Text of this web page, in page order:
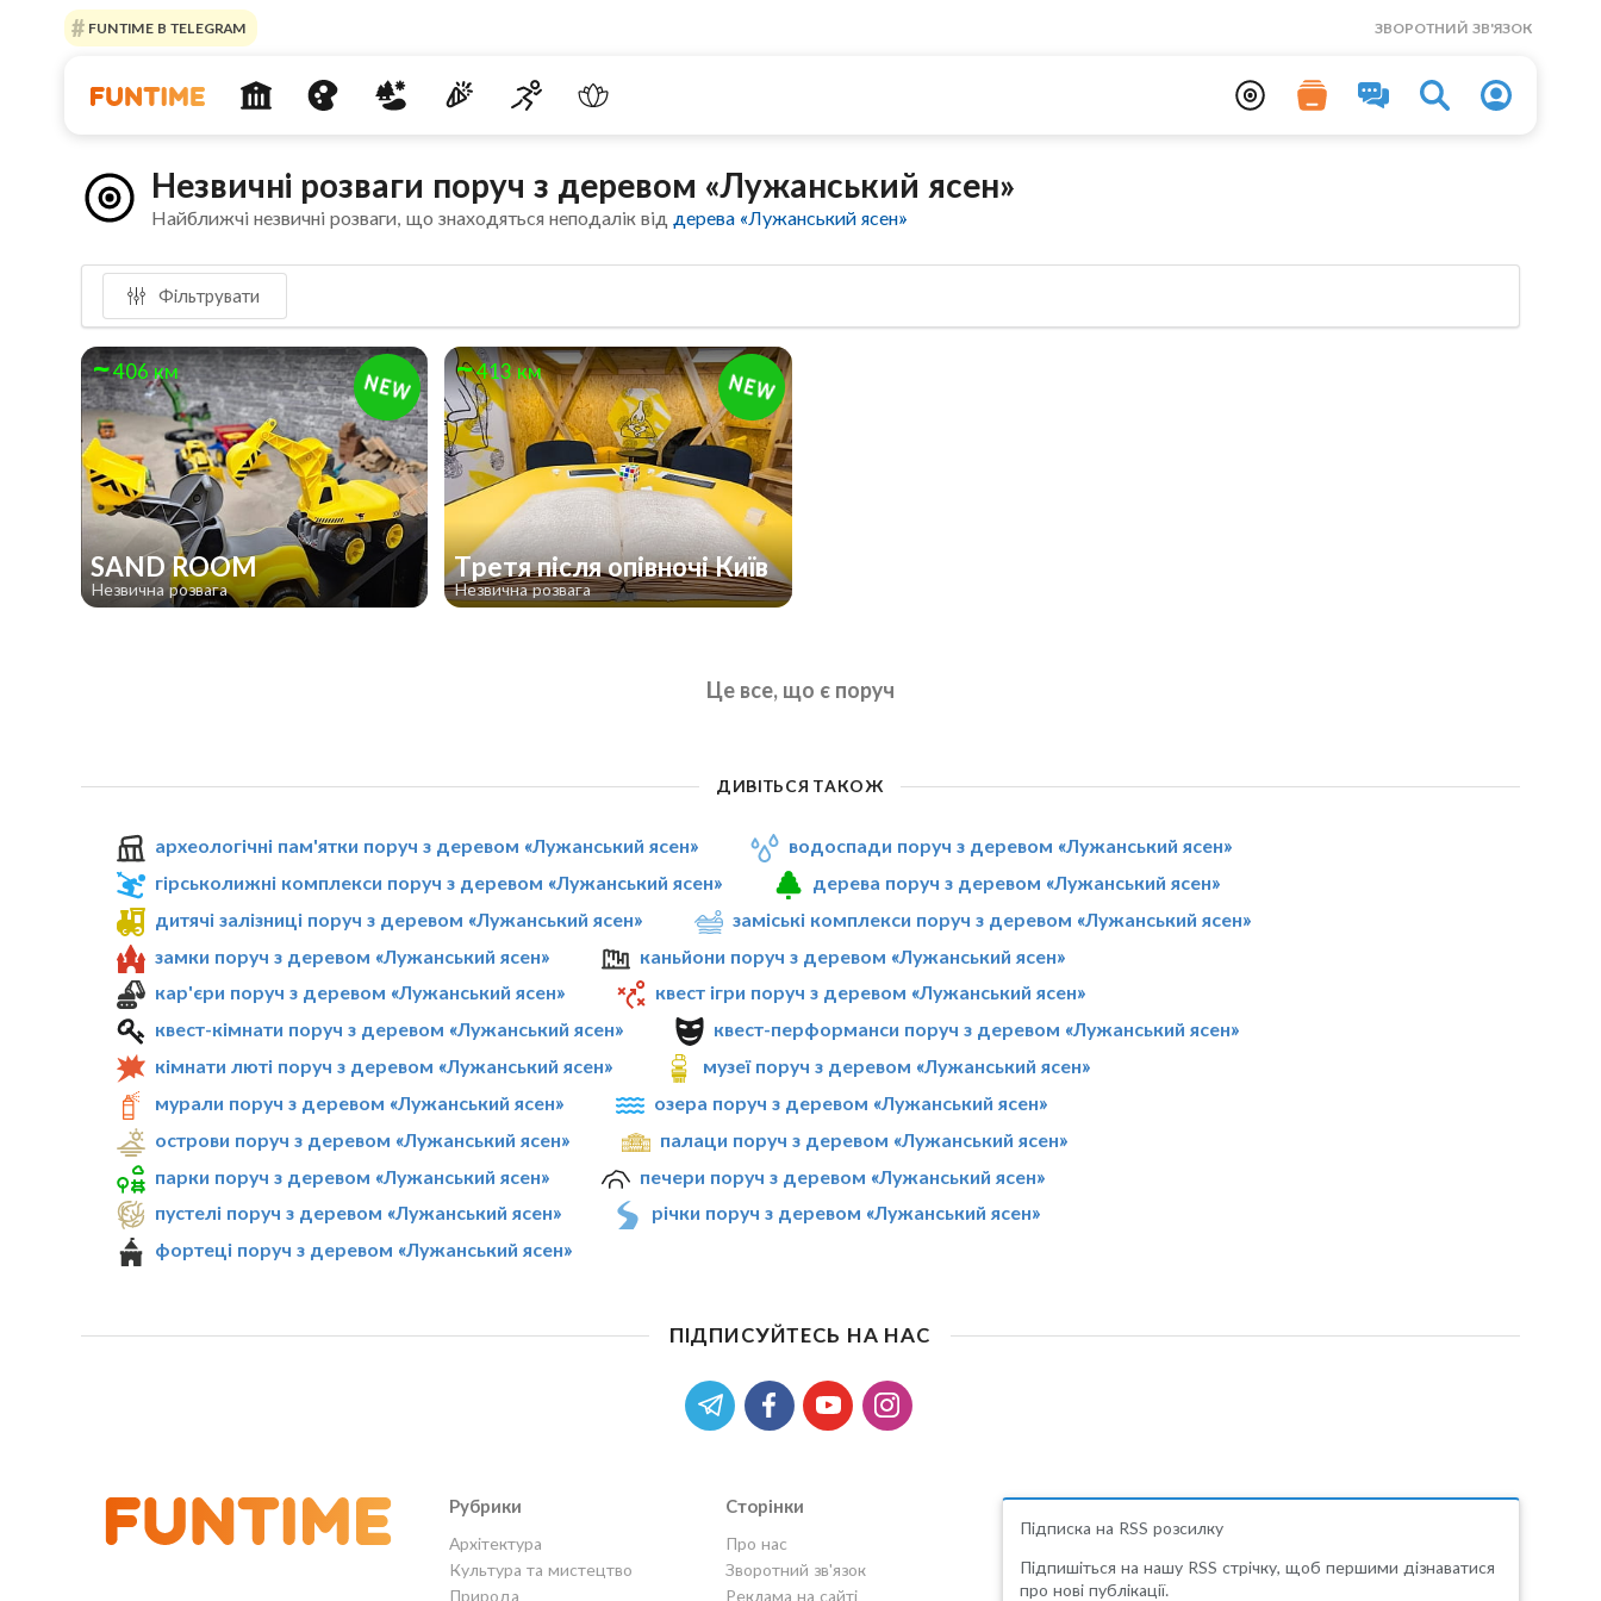
FUNTIME В TELEGRAM ЗВОРОТНИЙ ЗВ'ЯЗОК
Незвичні розваги поруч з деревом «Лужанський ясен»
Найближчі незвичні розваги, що знаходяться неподалік від дерева «Лужанський ясен»
Фільтрувати
406 км
SAND ROOM
Незвична розвага
413 км
Третя після опівночі Київ
Незвична розвага
Це все, що є поруч
ДИВІТЬСЯ ТАКОЖ
археологічні пам'ятки поруч з деревом «Лужанський ясен»
водоспади поруч з деревом «Лужанський ясен»
гірськолижні комплекси поруч з деревом «Лужанський ясен»
дерева поруч з деревом «Лужанський ясен»
дитячі залізниці поруч з деревом «Лужанський ясен»
заміські комплекси поруч з деревом «Лужанський ясен»
замки поруч з деревом «Лужанський ясен»
каньйони поруч з деревом «Лужанський ясен»
кар'єри поруч з деревом «Лужанський ясен»
квест ігри поруч з деревом «Лужанський ясен»
квест-кімнати поруч з деревом «Лужанський ясен»
квест-перформанси поруч з деревом «Лужанський ясен»
кімнати люті поруч з деревом «Лужанський ясен»
музеї поруч з деревом «Лужанський ясен»
мурали поруч з деревом «Лужанський ясен»
озера поруч з деревом «Лужанський ясен»
острови поруч з деревом «Лужанський ясен»
палаци поруч з деревом «Лужанський ясен»
парки поруч з деревом «Лужанський ясен»
печери поруч з деревом «Лужанський ясен»
пустелі поруч з деревом «Лужанський ясен»
річки поруч з деревом «Лужанський ясен»
фортеці поруч з деревом «Лужанський ясен»
ПІДПИСУЙТЕСЬ НА НАС
Рубрики
Архітектура
Культура та мистецтво
Природа
Сторінки
Про нас
Зворотний зв'язок
Реклама на сайті
Підписка на RSS розсилку
Підпишіться на нашу RSS стрічку, щоб першими дізнаватися
про нові публікації.